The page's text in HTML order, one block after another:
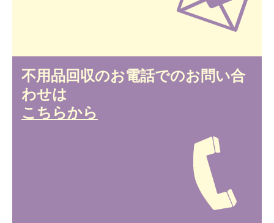
不用品回収のお電話でのお問い合
わせは
こちらから